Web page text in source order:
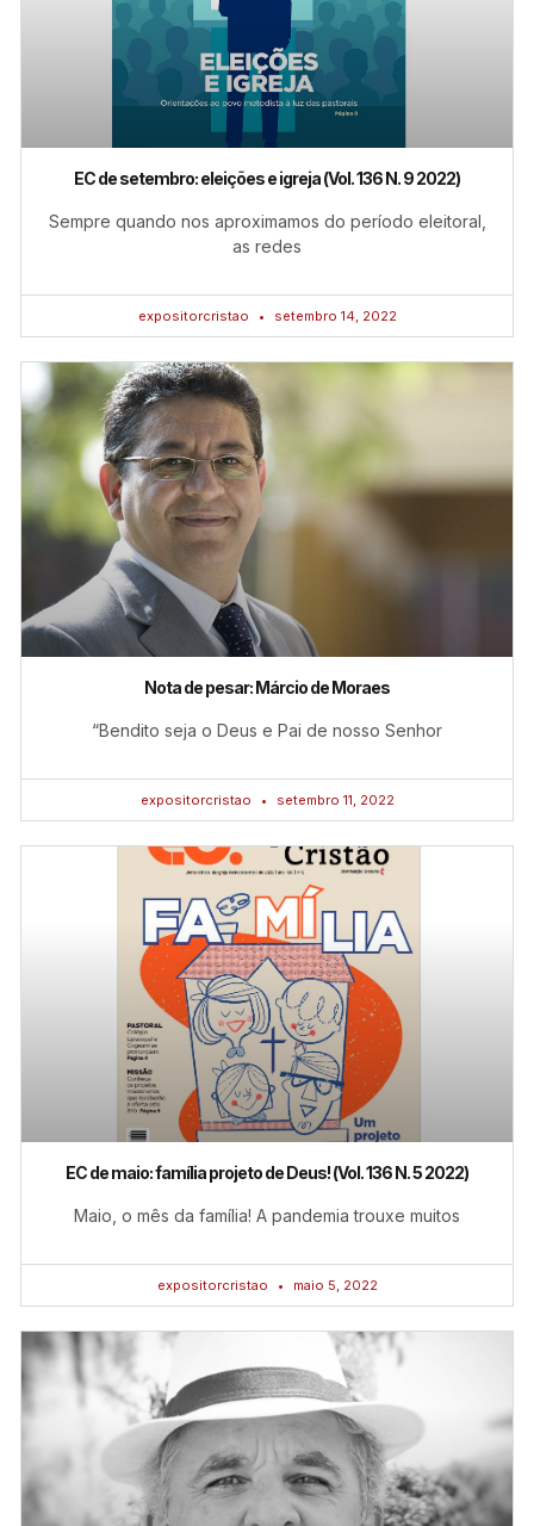
EC de setembro: eleições e igreja (Vol. 136 N. 9 2022)
Sempre quando nos aproximamos do período eleitoral,
as redes
expositorcristao setembro 14, 2022
Nota de pesar: Márcio de Moraes
“Bendito seja o Deus e Pai de nosso Senhor
expositorcristao setembro 11, 2022
EC de maio: família projeto de Deus! (Vol. 136 N. 5 2022)
Maio, o mês da família! A pandemia trouxe muitos
expositorcristao maio 5, 2022